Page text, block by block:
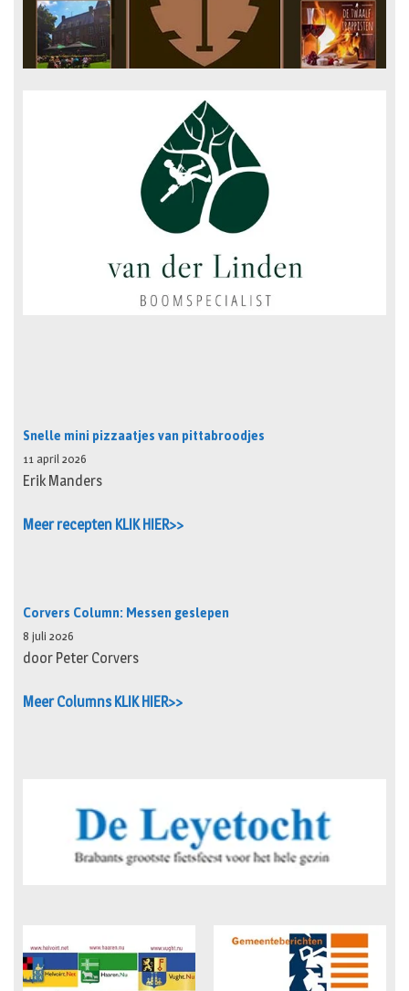
Snelle mini pizzaatjes van pittabroodjes
11 april 2026
Erik Manders
Meer recepten KLIK HIER>>
Corvers Column: Messen geslepen
8 juli 2026
door Peter Corvers
Meer Columns KLIK HIER>>